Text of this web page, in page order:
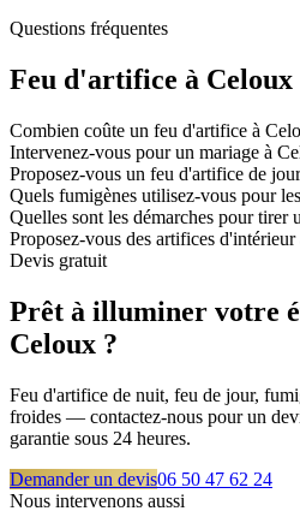
Questions fréquentes
Feu d'artifice à Celoux
Combien coûte un feu d'artifice à
Intervenez-vous pour un mariage à
Proposez-vous un feu d'artifice de
Quels fumigènes utilisez-vous pour
Quelles sont les démarches pour tirer
Proposez-vous des artifices
Devis gratuit
Prêt à illuminer votre
Celoux ?
Feu d'artifice de nuit, feu de jour,
froides — contactez-nous pour un
garantie sous 24 heures.
Demander un devis06 50 47 62 24
Nous intervenons aussi